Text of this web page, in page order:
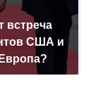
встреча
США и